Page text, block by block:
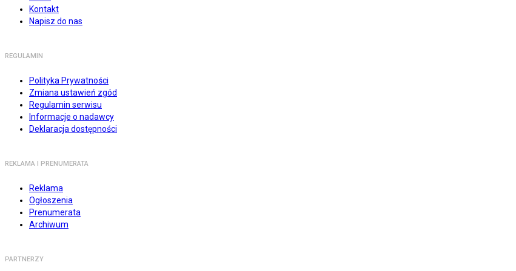
Kontakt
Napisz do nas
REGULAMIN
Polityka Prywatności
Zmiana ustawień zgód
Regulamin serwisu
Informacje o nadawcy
Deklaracja dostępności
REKLAMA I PRENUMERATA
Reklama
Ogłoszenia
Prenumerata
Archiwum
PARTNERZY